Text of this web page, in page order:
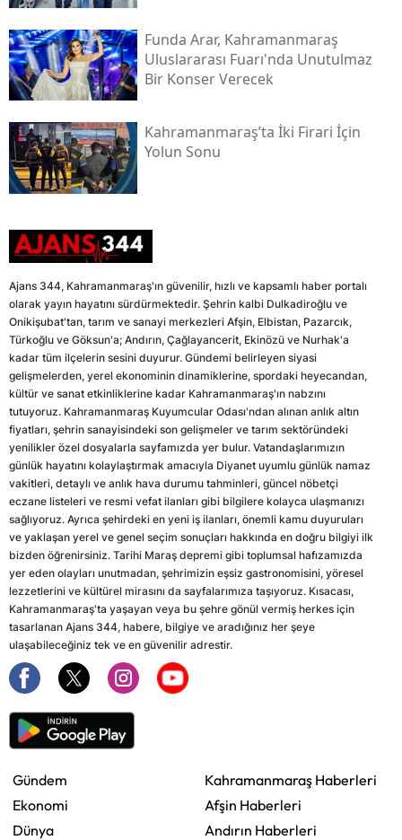
Funda Arar, Kahramanmaraş
Uluslararası Fuarı'nda Unutulmaz
Bir Konser Verecek
Kahramanmaraş’ta İki Firari İçin
Yolun Sonu
Ajans 344, Kahramanmaraş'ın güvenilir, hızlı ve kapsamlı haber portalı
olarak yayın hayatını sürdürmektedir. Şehrin kalbi Dulkadiroğlu ve
Onikişubat'tan, tarım ve sanayi merkezleri Afşin, Elbistan, Pazarcık,
Türkoğlu ve Göksun'a; Andırın, Çağlayancerit, Ekinözü ve Nurhak'a
kadar tüm ilçelerin sesini duyurur. Gündemi belirleyen siyasi
gelişmelerden, yerel ekonominin dinamiklerine, spordaki heyecandan,
kültür ve sanat etkinliklerine kadar Kahramanmaraş'ın nabzını
tutuyoruz. Kahramanmaraş Kuyumcular Odası'ndan alınan anlık altın
fiyatları, şehrin sanayisindeki son gelişmeler ve tarım sektöründeki
yenilikler özel dosyalarla sayfamızda yer bulur. Vatandaşlarımızın
günlük hayatını kolaylaştırmak amacıyla Diyanet uyumlu günlük namaz
vakitleri, detaylı ve anlık hava durumu tahminleri, güncel nöbetçi
eczane listeleri ve resmi vefat ilanları gibi bilgilere kolayca ulaşmanızı
sağlıyoruz. Ayrıca şehirdeki en yeni iş ilanları, önemli kamu duyuruları
ve yaklaşan yerel ve genel seçim sonuçları hakkında en doğru bilgiyi ilk
bizden öğrenirsiniz. Tarihi Maraş depremi gibi toplumsal hafızamızda
yer eden olayları unutmadan, şehrimizin eşsiz gastronomisini, yöresel
lezzetlerini ve kültürel mirasını da sayfalarımıza taşıyoruz. Kısacası,
Kahramanmaraş'ta yaşayan veya bu şehre gönül vermiş herkes için
tasarlanan Ajans 344, habere, bilgiye ve aradığınız her şeye
ulaşabileceğiniz tek ve en güvenilir adrestir.
Gündem
Ekonomi
Dünya
Kahramanmaraş Haberleri
Afşin Haberleri
Andırın Haberleri